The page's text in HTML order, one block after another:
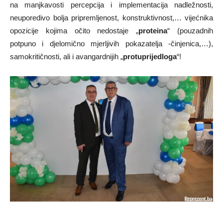
na manjkavosti percepcija i implementacija nadležnosti,
neuporedivo bolja pripremljenost, konstruktivnost,… vijećnika
opozicije kojima očito nedostaje „proteina“ (pouzadnih
potpuno i djelomično mjerljivih pokazatelja -činjenica,…),
samokritičnosti, ali i avangardnijih „protuprijedloga“!